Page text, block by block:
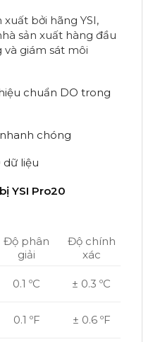
xuất bởi hãng YSI,
sản xuất hàng đầu
giám sát môi
chuẩn DO trong
chóng
dữ liệu
YSI Pro20
Độ phân
giải
Độ chính
xác
0.1 ºC ± 0.3 ºC
0.1 ºF ± 0.6 ºF